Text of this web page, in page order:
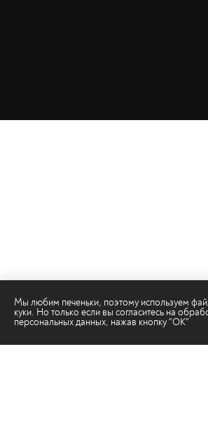
Мы любим печеньки, поэтому используем
куки. Но только если вы согласитесь на
персональных данных, нажав кнопку "ОК"
Телеканал 2х2
Онлайн-эфир
Все авторы
Все темы